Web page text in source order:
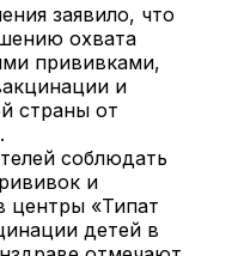
заявило, что
охвата
прививками,
и
страны от
соблюдать
и
центры «Типат
детей в